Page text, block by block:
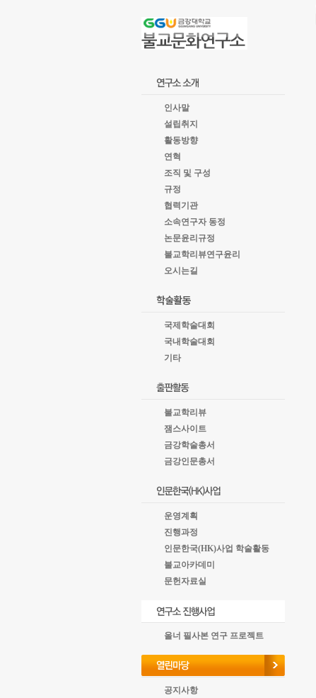
인사말
설립취지
활동방향
연혁
조직 및 구성
규정
협력기관
소속연구자 동정
논문윤리규정
불교학리뷰연구윤리
오시는길
국제학술대회
국내학술대회
기타
불교학리뷰
잼스사이트
금강학술총서
금강인문총서
운영계획
진행과정
인문한국(HK)사업 학술활동
불교아카데미
문헌자료실
올너 필사본 연구 프로젝트
공지사항